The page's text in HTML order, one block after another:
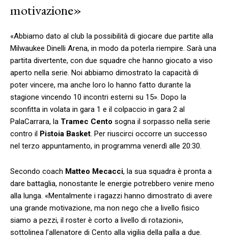
motivazione»
«Abbiamo dato al club la possibilità di giocare due partite alla
Milwaukee Dinelli Arena, in modo da poterla riempire. Sarà una
partita divertente, con due squadre che hanno giocato a viso
aperto nella serie. Noi abbiamo dimostrato la capacità di
poter vincere, ma anche loro lo hanno fatto durante la
stagione vincendo 10 incontri esterni su 15». Dopo la
sconfitta in volata in gara 1 e il colpaccio in gara 2 al
PalaCarrara, la Tramec Cento sogna il sorpasso nella serie
contro il Pistoia Basket. Per riuscirci occorre un successo
nel terzo appuntamento, in programma venerdì alle 20:30.
Secondo coach Matteo Mecacci, la sua squadra è pronta a
dare battaglia, nonostante le energie potrebbero venire meno
alla lunga. «Mentalmente i ragazzi hanno dimostrato di avere
una grande motivazione, ma non nego che a livello fisico
siamo a pezzi, il roster è corto a livello di rotazioni»,
sottolinea l’allenatore di Cento alla vigilia della palla a due.